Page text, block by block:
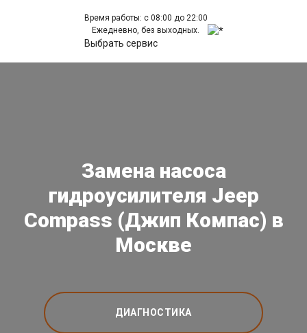
Время работы: с 08:00 до 22:00
Ежедневно, без выходных.
Выбрать сервис
Замена насоса
гидроусилителя Jeep
Compass (Джип Компас) в
Москве
ДИАГНОСТИКА